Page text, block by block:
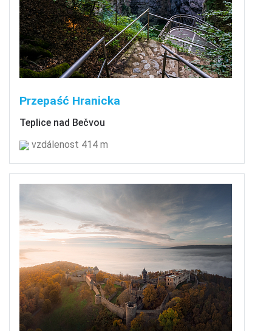
Przepaść Hranicka
Teplice nad Bečvou
vzdálenost 414 m